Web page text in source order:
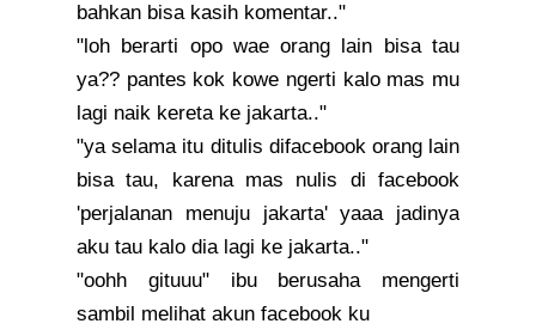
bahkan bisa kasih komentar.."
"loh berarti opo wae orang lain bisa tau
ya?? pantes kok kowe ngerti kalo mas mu
lagi naik kereta ke jakarta.."
"ya selama itu ditulis difacebook orang lain
bisa tau, karena mas nulis di facebook
'perjalanan menuju jakarta' yaaa jadinya
aku tau kalo dia lagi ke jakarta.."
"oohh gituuu" ibu berusaha mengerti
sambil melihat akun facebook ku